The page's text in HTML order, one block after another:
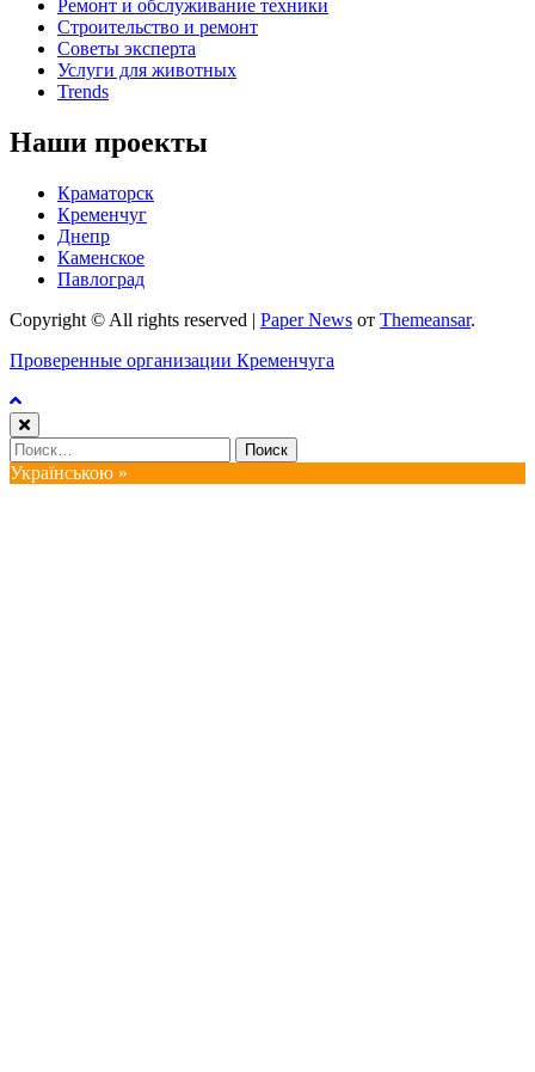
Ремонт и обслуживание техники
Строительство и ремонт
Советы эксперта
Услуги для животных
Trends
Наши проекты
Краматорск
Кременчуг
Днепр
Каменское
Павлоград
Copyright © All rights reserved | Paper News от Themeansar.
Проверенные организации Кременчуга
Найти:
Українською »